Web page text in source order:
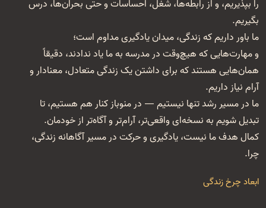
را بپذیریم، و از رابطه‌ها، شغل‌، احساسات و حتی بحران‌ها، درس
بگیریم.
ما باور داریم که زندگی، میدان یادگیری مداوم است؛
و مهارت‌هایی که هیچ‌وقت در مدرسه به ما یاد ندادند، دقیقاً
همان‌هایی هستند که برای داشتن یک زندگی متعادل، معنا‌دار و
آرام نیاز داریم.
ما در مسیر رشد تنها نیستیم — در منوباز کنار هم هستیم، تا
تبدیل شویم به نسخه‌ای واقعی‌تر، آرام‌تر و آگاه‌تر از خودمان.
کمال هدف ما نیست، یادگیری و حرکت در مسیر آگاهانه زندگی،
چرا.
ابعاد چرخ زندگی